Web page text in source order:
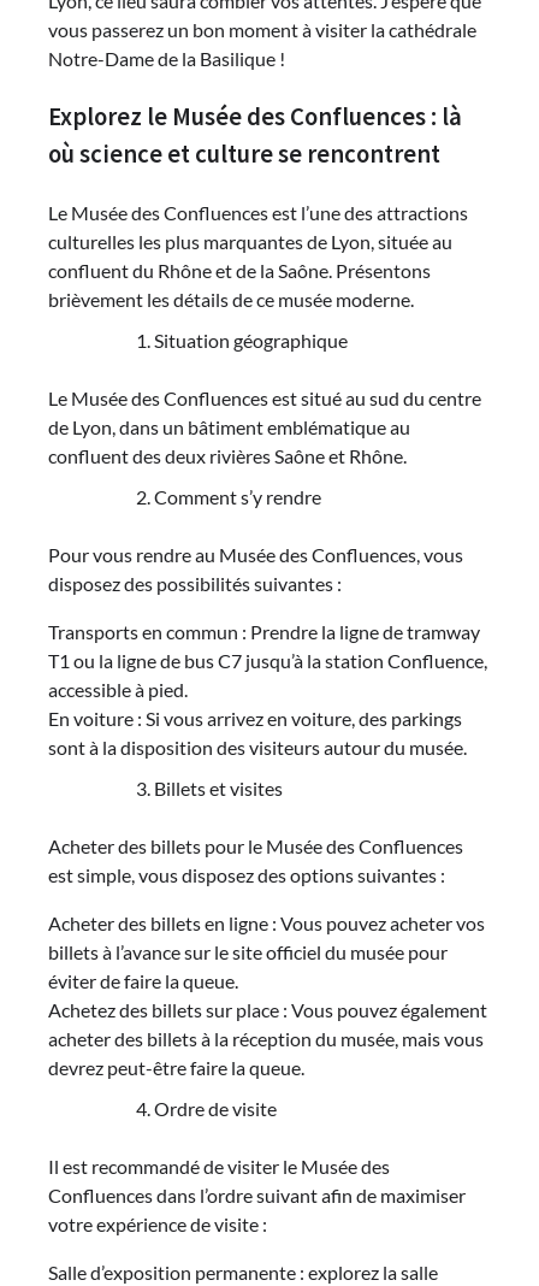
vous passerez un bon moment à visiter la cathédrale
Notre-Dame de la Basilique !
Explorez le Musée des Confluences : là
où science et culture se rencontrent
Le Musée des Confluences est l’une des attractions
culturelles les plus marquantes de Lyon, située au
confluent du Rhône et de la Saône. Présentons
brièvement les détails de ce musée moderne.
Situation géographique
Le Musée des Confluences est situé au sud du centre
de Lyon, dans un bâtiment emblématique au
confluent des deux rivières Saône et Rhône.
Comment s’y rendre
Pour vous rendre au Musée des Confluences, vous
disposez des possibilités suivantes :
Transports en commun : Prendre la ligne de tramway
T1 ou la ligne de bus C7 jusqu’à la station Confluence,
accessible à pied.
En voiture : Si vous arrivez en voiture, des parkings
sont à la disposition des visiteurs autour du musée.
Billets et visites
Acheter des billets pour le Musée des Confluences
est simple, vous disposez des options suivantes :
Acheter des billets en ligne : Vous pouvez acheter vos
billets à l’avance sur le site officiel du musée pour
éviter de faire la queue.
Achetez des billets sur place : Vous pouvez également
acheter des billets à la réception du musée, mais vous
devrez peut-être faire la queue.
Ordre de visite
Il est recommandé de visiter le Musée des
Confluences dans l’ordre suivant afin de maximiser
votre expérience de visite :
Salle d’exposition permanente : explorez la salle